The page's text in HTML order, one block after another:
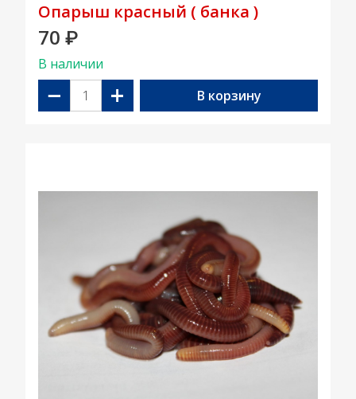
Опарыш красный ( банка )
70 ₽
В наличии
− + В корзину